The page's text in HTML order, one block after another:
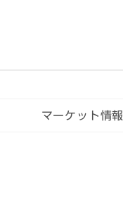
マーケット情報